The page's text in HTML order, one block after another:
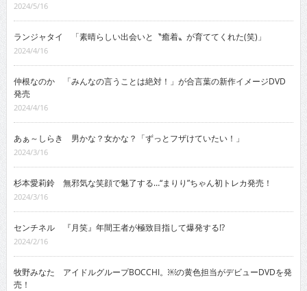
2024/5/16
ランジャタイ 「素晴らしい出会いと〝癒着〟が育ててくれた(笑)」
2024/4/16
仲根なのか 「みんなの言うことは絶対！」が合言葉の新作イメージDVD
発売
2024/4/16
あぁ～しらき 男かな？女かな？「ずっとフザけていたい！」
2024/3/16
杉本愛莉鈴 無邪気な笑顔で魅了する…“まりり”ちゃん初トレカ発売！
2024/3/16
センチネル 『月笑』年間王者が極致目指して爆発する!?
2024/2/16
牧野みなた アイドルグループBOCCHI。￼の黄色担当がデビューDVDを発
売！